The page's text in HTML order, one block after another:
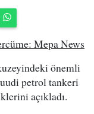
Mepa News
önemli
petrol tankeri
açıkladı.